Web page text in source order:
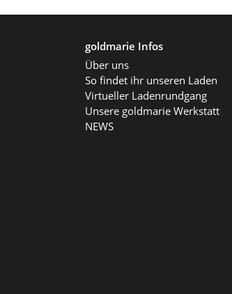
goldmarie Infos
Über uns
So findet ihr unseren Laden
Virtueller Ladenrundgang
Unsere goldmarie Werkstatt
NEWS